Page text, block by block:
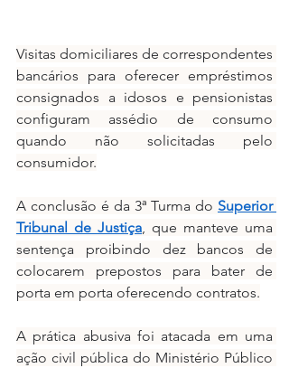
Visitas domiciliares de correspondentes
bancários para oferecer empréstimos
consignados a idosos e pensionistas
configuram assédio de consumo
quando não solicitadas pelo
consumidor.
A conclusão é da 3ª Turma do Superior
Tribunal de Justiça, que manteve uma
sentença proibindo dez bancos de
colocarem prepostos para bater de
porta em porta oferecendo contratos.
A prática abusiva foi atacada em uma
ação civil pública do Ministério Público